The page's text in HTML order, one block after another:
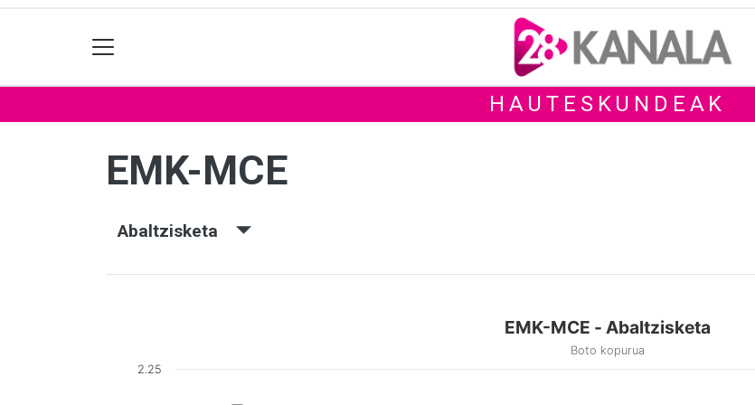
HAUTESKUNDEAK
EMK-MCE
Abaltzisketa
EMK-MCE - Abaltzisketa
Boto kopurua
2.25